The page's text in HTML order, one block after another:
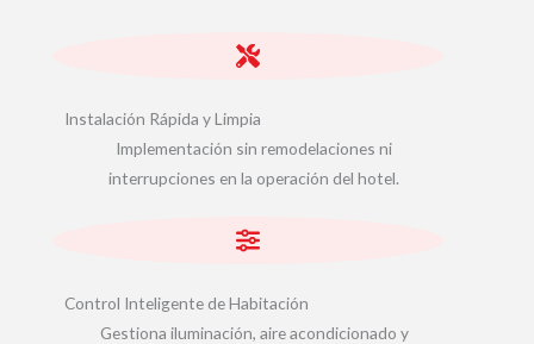
Instalación Rápida y Limpia
Implementación sin remodelaciones ni
interrupciones en la operación del hotel.
Control Inteligente de Habitación
Gestiona iluminación, aire acondicionado y